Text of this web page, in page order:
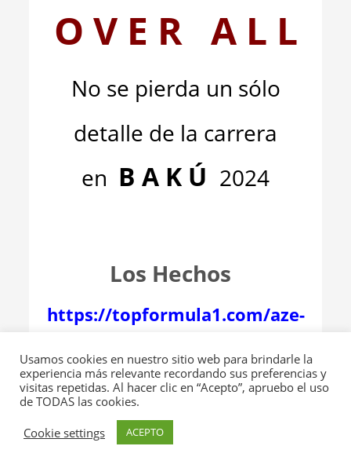
O V E R A L L
No se pierda un sólo
detalle de la carrera
en B A K Ú 2024
Los Hechos
https://topformula1.com/aze-
gp-2024-los-hechos/
Lap Chart
https://topformula1.com/aze-
Usamos cookies en nuestro sitio web para brindarle la
experiencia más relevante recordando sus preferencias y
visitas repetidas. Al hacer clic en “Acepto”, apruebo el uso
de TODAS las cookies.
Cookie settings
ACEPTO